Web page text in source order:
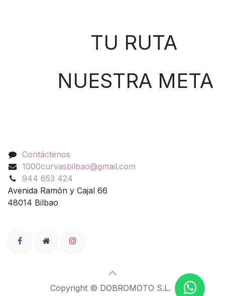
TU RUTA
NUESTRA META
Contáctenos
1000curvasbilbao@gmail.com
944 653 424
Avenida Ramón y Cajal 66
48014 Bilbao
Copyright © DOBROMOTO S.L.